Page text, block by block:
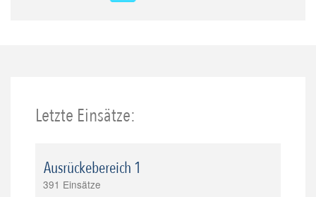
Letzte Einsätze:
Ausrückebereich 1
391 Einsätze